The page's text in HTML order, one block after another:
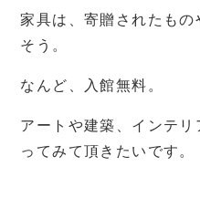
家具は、寄贈されたも
そう。
なんど、入館無料。
アートや建築、インテ
ってみて頂きたいです。